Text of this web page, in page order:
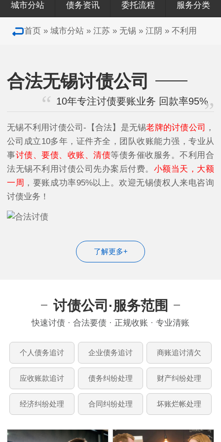
城市分站 债务资讯 委托流程 服务分类
首页 » 城市分站 » 江苏 » 无锡 » 江阴 » 不利用
合法无锡讨债公司
10年专注讨债要账业务 回款率95%
无锡不利用讨债公司-【合法】是无锡老牌的讨债公司 ，
公司成立10多年，证件齐全，团队收账能力强，专业从
事讨债、要债、收账、清债等债务催收服务。不利用合
法无锡不利用讨债公司先办案后付费。 小额当天，大额
一周 ，要账成功率95%以上。欢迎无锡债权人来电咨询
讨债业务！
了解更多+
讨债公司·服务范围
快速讨债 · 合法要债 · 正规收账 · 专业清账
个人债务追讨 企业债务追讨 商账追讨清欠
应收账款追讨 债务纠纷处理 财产纠纷处理
经济纠纷处理 合同纠纷处理 坏账烂帐处理